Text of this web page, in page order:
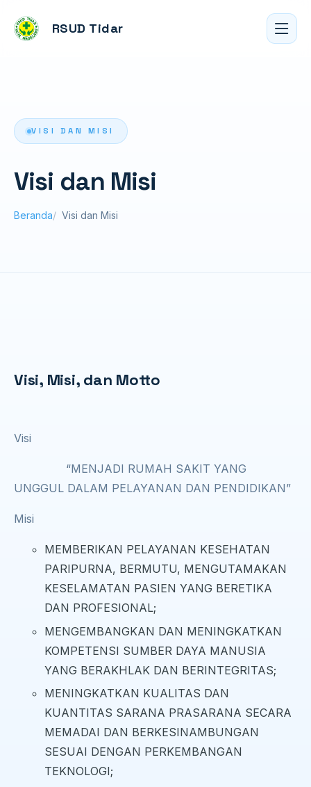
RSUD Tidar
VISI DAN MISI
Visi dan Misi
Beranda Visi dan Misi
Visi, Misi, dan Motto
Visi
“MENJADI RUMAH SAKIT YANG
UNGGUL DALAM PELAYANAN DAN PENDIDIKAN”
Misi
MEMBERIKAN PELAYANAN KESEHATAN
PARIPURNA, BERMUTU, MENGUTAMAKAN
KESELAMATAN PASIEN YANG BERETIKA
DAN PROFESIONAL;
MENGEMBANGKAN DAN MENINGKATKAN
KOMPETENSI SUMBER DAYA MANUSIA
YANG BERAKHLAK DAN BERINTEGRITAS;
MENINGKATKAN KUALITAS DAN
KUANTITAS SARANA PRASARANA SECARA
MEMADAI DAN BERKESINAMBUNGAN
SESUAI DENGAN PERKEMBANGAN
TEKNOLOGI;